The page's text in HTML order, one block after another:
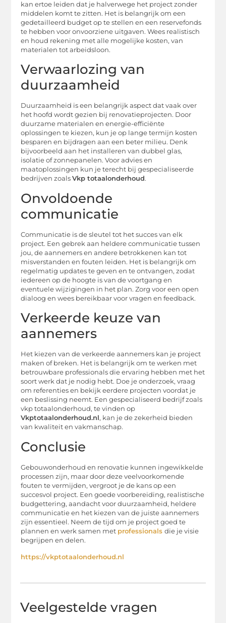
kan ertoe leiden dat je halverwege het project zonder
middelen komt te zitten. Het is belangrijk om een
gedetailleerd budget op te stellen en een reservefonds
te hebben voor onvoorziene uitgaven. Wees realistisch
en houd rekening met alle mogelijke kosten, van
materialen tot arbeidsloon.
Verwaarlozing van
duurzaamheid
Duurzaamheid is een belangrijk aspect dat vaak over
het hoofd wordt gezien bij renovatieprojecten. Door
duurzame materialen en energie-efficiënte
oplossingen te kiezen, kun je op lange termijn kosten
besparen en bijdragen aan een beter milieu. Denk
bijvoorbeeld aan het installeren van dubbel glas,
isolatie of zonnepanelen. Voor advies en
maatoplossingen kun je terecht bij gespecialiseerde
bedrijven zoalsVkp totaalonderhoud.
Onvoldoende
communicatie
Communicatie is de sleutel tot het succes van elk
project. Een gebrek aan heldere communicatie tussen
jou, de aannemers en andere betrokkenen kan tot
misverstanden en fouten leiden. Het is belangrijk om
regelmatig updates te geven en te ontvangen, zodat
iedereen op de hoogte is van de voortgang en
eventuele wijzigingen in het plan. Zorg voor een open
dialoog en wees bereikbaar voor vragen en feedback.
Verkeerde keuze van
aannemers
Het kiezen van de verkeerde aannemers kan je project
maken of breken. Het is belangrijk om te werken met
betrouwbare professionals die ervaring hebben met het
soort werk dat je nodig hebt. Doe je onderzoek, vraag
om referenties en bekijk eerdere projecten voordat je
een beslissing neemt. Een gespecialiseerd bedrijf zoals
vkp totaalonderhoud, te vinden op
Vkptotaalonderhoud.nl, kan je de zekerheid bieden
van kwaliteit en vakmanschap.
Conclusie
Gebouwonderhoud en renovatie kunnen ingewikkelde
processen zijn, maar door deze veelvoorkomende
fouten te vermijden, vergroot je de kans op een
succesvol project. Een goede voorbereiding, realistische
budgettering, aandacht voor duurzaamheid, heldere
communicatie en het kiezen van de juiste aannemers
zijn essentieel. Neem de tijd om je project goed te
plannen en werk samen met professionalsdie je visie
begrijpen en delen.
https://vkptotaalonderhoud.nl
Veelgestelde vragen